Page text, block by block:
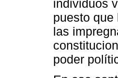
individuos
puesto
las
poder